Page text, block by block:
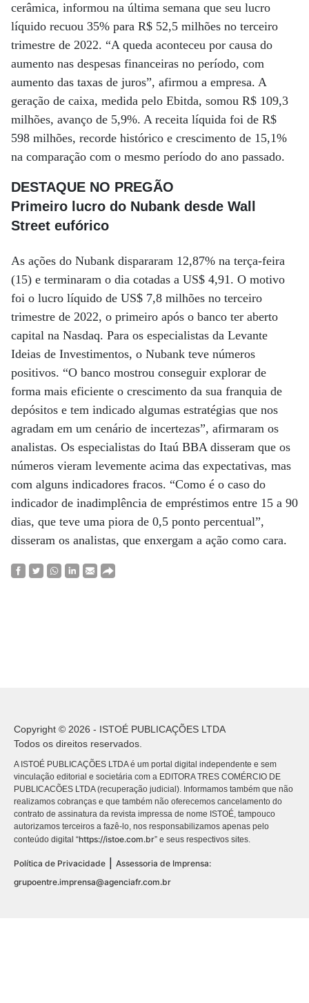
cerâmica, informou na última semana que seu lucro
líquido recuou 35% para R$ 52,5 milhões no terceiro
trimestre de 2022. “A queda aconteceu por causa do
aumento nas despesas financeiras no período, com
aumento das taxas de juros”, afirmou a empresa. A
geração de caixa, medida pelo Ebitda, somou R$ 109,3
milhões, avanço de 5,9%. A receita líquida foi de R$
598 milhões, recorde histórico e crescimento de 15,1%
na comparação com o mesmo período do ano passado.
DESTAQUE NO PREGÃO
Primeiro lucro do Nubank desde Wall
Street eufórico
As ações do Nubank dispararam 12,87% na terça-feira
(15) e terminaram o dia cotadas a US$ 4,91. O motivo
foi o lucro líquido de US$ 7,8 milhões no terceiro
trimestre de 2022, o primeiro após o banco ter aberto
capital na Nasdaq. Para os especialistas da Levante
Ideias de Investimentos, o Nubank teve números
positivos. “O banco mostrou conseguir explorar de
forma mais eficiente o crescimento da sua franquia de
depósitos e tem indicado algumas estratégias que nos
agradam em um cenário de incertezas”, afirmaram os
analistas. Os especialistas do Itaú BBA disseram que os
números vieram levemente acima das expectativas, mas
com alguns indicadores fracos. “Como é o caso do
indicador de inadimplência de empréstimos entre 15 a 90
dias, que teve uma piora de 0,5 ponto percentual”,
disseram os analistas, que enxergam a ação como cara.
Copyright © 2026 - ISTOÉ PUBLICAÇÕES LTDA
Todos os direitos reservados.
A ISTOÉ PUBLICAÇÕES LTDA é um portal digital independente e sem
vinculação editorial e societária com a EDITORA TRES COMÉRCIO DE
PUBLICACÕES LTDA (recuperação judicial). Informamos também que não
realizamos cobranças e que também não oferecemos cancelamento do
contrato de assinatura da revista impressa de nome ISTOÉ, tampouco
autorizamos terceiros a fazê-lo, nos responsabilizamos apenas pelo
conteúdo digital “https://istoe.com.br” e seus respectivos sites.
Política de Privacidade
Assessoria de Imprensa:
grupoentre.imprensa@agenciafr.com.br